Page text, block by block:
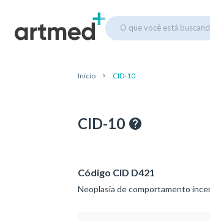
O que você está
Início CID-10
CID-10
Código CID D421
Neoplasia de comportamento